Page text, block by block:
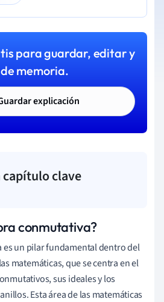
para guardar, editar y
memoria.
explicación
capítulo clave
conmutativa?
es un pilar fundamental dentro del
matemáticas, que se centra en el
sus ideales y los
Esta área de las matemáticas